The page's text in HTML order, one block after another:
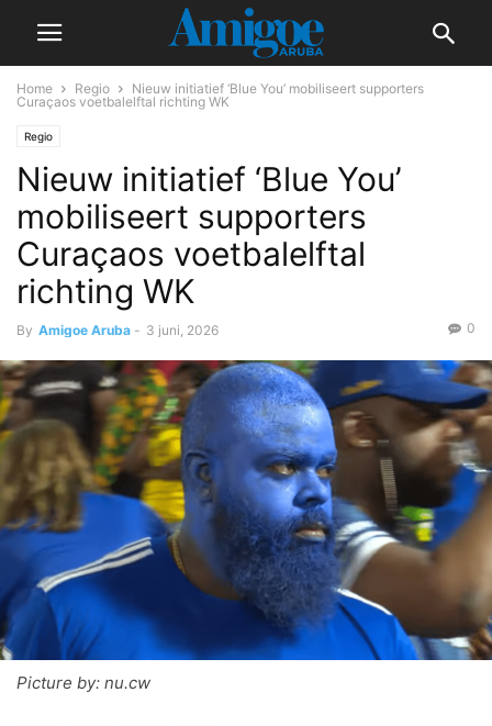
Home Regio
Nieuw initiatief ‘Blue You’ mobiliseert supporters
Curaçaos voetbalelftal richting WK
Regio
Nieuw initiatief ‘Blue You’
mobiliseert supporters
Curaçaos voetbalelftal
richting WK
By Amigoe Aruba - 3 juni, 2026 0
Picture by: nu.cw